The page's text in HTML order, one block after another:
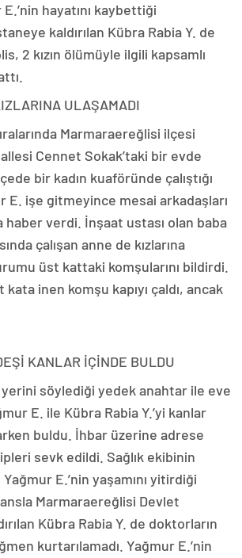
hayatını kaybettiği
kaldırılan Kübra Rabia Y. de
2 kızın ölümüyle ilgili kapsamlı
ULAŞAMADI
Marmaraereğlisi ilçesi
Cennet Sokak’taki bir evde
bir kadın kuaföründe çalıştığı
E. işe gitmeyince mesai arkadaşları
haber verdi. İnşaat ustası olan baba
çalışan anne de kızlarına
üst kattaki komşularını bildirdi.
inen komşu kapıyı çaldı, ancak
KANLAR İÇİNDE BULDU
yerini söylediği yedek anahtar ile eve
E. ile Kübra Rabia Y.’yi kanlar
buldu. İhbar üzerine adrese
sevk edildi. Sağlık ekibinin
E.’nin yaşamını yitirdiği
Marmaraereğlisi Devlet
Kübra Rabia Y. de doktorların
kurtarılamadı. Yağmur E.’nin